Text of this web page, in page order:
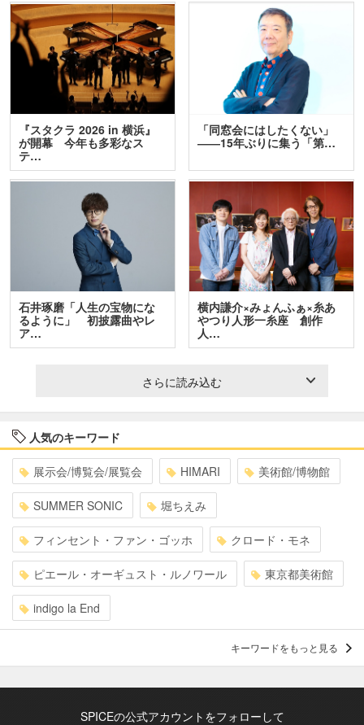
『スタクラ 2026 in 横浜』
が開幕 今年も多彩なス
テ…
「同窓会にはしたくない」
――15年ぶりに集う「第…
石井琢磨「人生の宝物にな
るように」 初披露曲やレ
ア…
横内謙介×みょんふぁ×糸あ
やつり人形一糸座 創作
人…
さらに読み込む
人気のキーワード
展示会/博覧会/展覧会 HIMARI 美術館/博物館
SUMMER SONIC 堀ちえみ
フィンセント・ファン・ゴッホ クロード・モネ
ピエール・オーギュスト・ルノワール 東京都美術館
indigo la End
キーワードをもっと見る
SPICEの公式アカウントをフォローして